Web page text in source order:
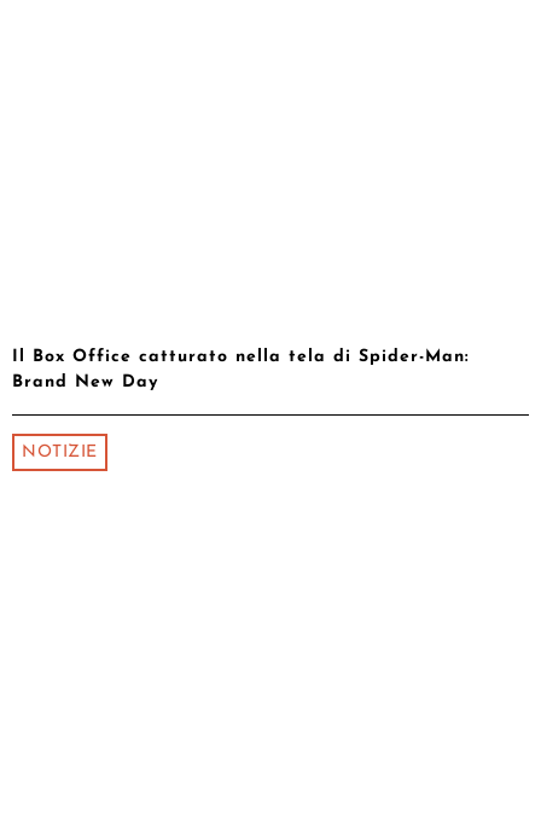
Il Box Office catturato nella tela di Spider-Man:
Brand New Day
NOTIZIE